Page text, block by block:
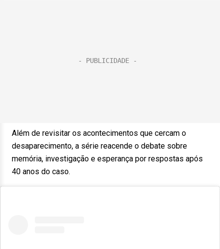
Além de revisitar os acontecimentos que cercam o
desaparecimento, a série reacende o debate sobre
memória, investigação e esperança por respostas após
40 anos do caso.